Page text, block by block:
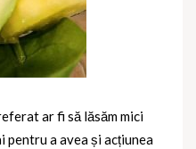
ar fi să lăsăm mici
pentru a avea și acțiunea